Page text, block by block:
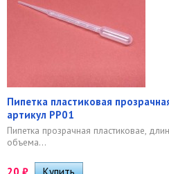
Пипетка пластиковая
артикул PP01
Пипетка прозрачная пластиковае,
объема...